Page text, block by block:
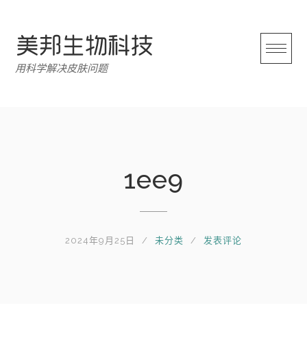
用科学解决皮肤问题
1ee9
2024年9月25日 未分类 发表评论